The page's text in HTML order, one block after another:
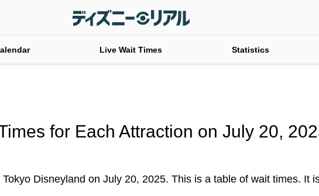
Live Wait Times Statistics
for Each Attraction on July 20,
Disneyland on July 20, 2025. This is a table of wait times. It